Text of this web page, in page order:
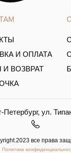
И ОПЛАТА
ВОЗВРАТ
Петербург, ул.
все права
Политика